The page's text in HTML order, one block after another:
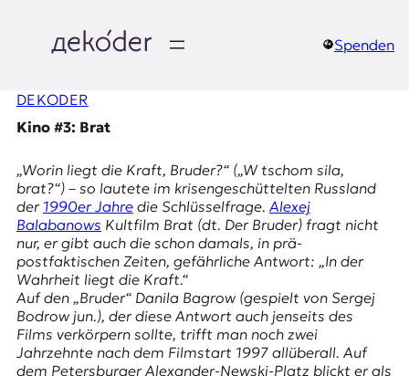
springen
e
k
o
d
e
r
|
Spenden
DEKODER
Kino #3: Brat
„Worin liegt die Kraft, Bruder?“ („W tschom sila,
brat?“) – so lautete im krisengeschüttelten Russland
der 1990er Jahredie Schlüsselfrage. Alexej
Balabanows Kultfilm Brat (dt. Der Bruder) fragt nicht
nur, er gibt auch die schon damals, in prä-
postfaktischen Zeiten, gefährliche Antwort: „In der
Wahrheit liegt die Kraft.“
Auf den „Bruder“ Danila Bagrow (gespielt von Sergej
Bodrow jun.), der diese Antwort auch jenseits des
Films verkörpern sollte, trifft man noch zwei
Jahrzehnte nach dem Filmstart 1997 allüberall. Auf
dem Petersburger Alexander-Newski-Platz blickt er als